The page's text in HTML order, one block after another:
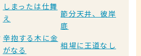
しまったは仕舞
え
辛抱する木に金
がなる
節分天井、彼岸
底
相場に王道なし